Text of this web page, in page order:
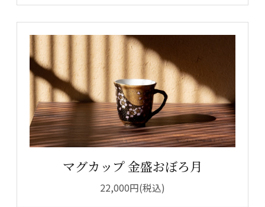
マグカップ 金盛おぼろ月
22,000円(税込)